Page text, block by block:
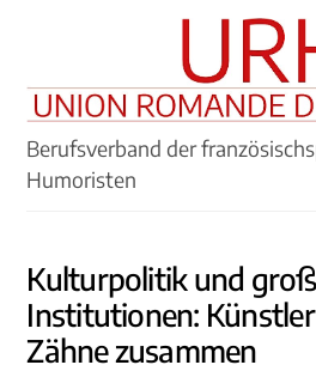
Berufsverband der
Humoristen
Kulturpolitik und
Institutionen:
Zähne zusammen